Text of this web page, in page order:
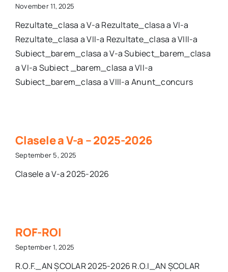
November 11, 2025
Rezultate_clasa a V-a Rezultate_clasa a VI-a
Rezultate_clasa a VII-a Rezultate_clasa a VIII-a
Subiect_barem_clasa a V-a Subiect_barem_clasa
a VI-a Subiect _barem_clasa a VII-a
Subiect_barem_clasa a VIII-a Anunt_concurs
Clasele a V-a – 2025-2026
September 5, 2025
Clasele a V-a 2025-2026
ROF-ROI
September 1, 2025
R.O.F._AN ȘCOLAR 2025-2026 R.O.I_AN ȘCOLAR